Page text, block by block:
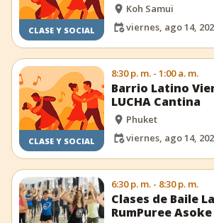
CLASE Y SOCIAL
Koh Samui
viernes, ago 14,
CLASE Y SOCIAL
8:30 p. m. - 1:00 a. m.
Barrio Latino
LUCHA Cantina
Phuket
viernes, ago 14,
6:30 p. m. - 8:30 p. m.
Clases de Baile
RumPuree Asoke